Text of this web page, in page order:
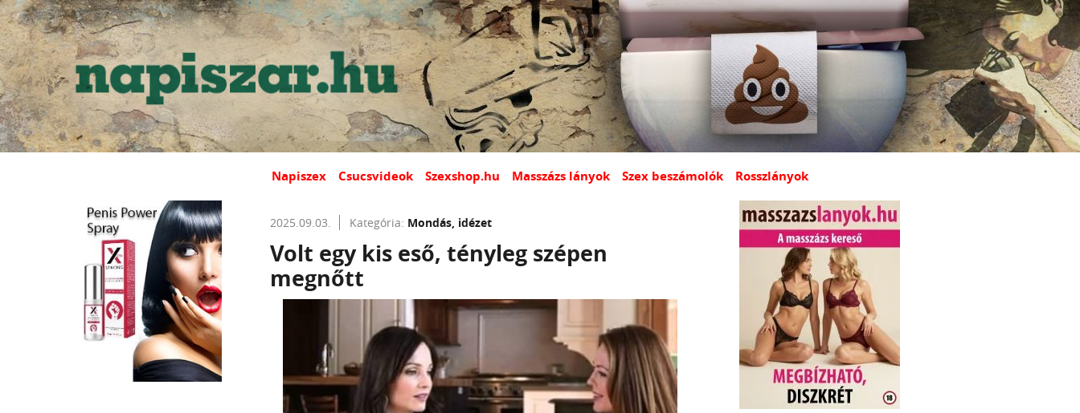
Napiszex Csucsvideok Szexshop.hu Masszázs lányok Szex beszámolók Rosszlányok
2025.09.03. Kategória: Mondás, idézet
Volt egy kis eső, tényleg szépen
megnőtt